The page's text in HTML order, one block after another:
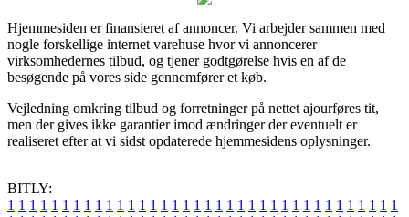
Hjemmesiden er finansieret af annoncer. Vi arbejder sammen med
nogle forskellige internet varehuse hvor vi annoncerer
virksomhedernes tilbud, og tjener godtgørelse hvis en af de
besøgende på vores side gennemfører et køb.
Vejledning omkring tilbud og forretninger på nettet ajourføres tit,
men der gives ikke garantier imod ændringer der eventuelt er
realiseret efter at vi sidst opdaterede hjemmesidens oplysninger.
BITLY:
1 1 1 1 1 1 1 1 1 1 1 1 1 1 1 1 1 1 1 1 1 1 1 1 1 1 1 1 1 1 1 1 1 1 1 1